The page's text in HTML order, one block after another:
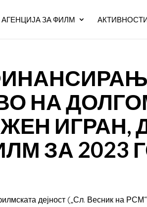
АГЕНЦИЈА ЗА ФИЛМ
НА
ИГРАН,
ЗА 2023
дејност („Сл. Весник на